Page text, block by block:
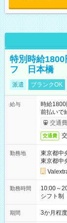
特別時給
フ 日本橋
派遣 ブランクOK
給与
時給
前払いで
交通
交通費
勤務地
東京都中
東京都中
勤務時間
10:00～20:00 実働7.5時間／休憩1.5時間
シフト制
期間 3か月程